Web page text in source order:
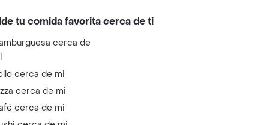
tu comida favorita cerca de ti
cerca de
cerca de mi
cerca de mi
cerca de mi